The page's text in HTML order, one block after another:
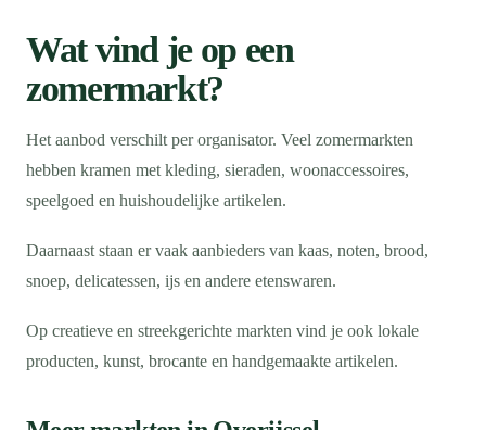
Wat vind je op een
zomermarkt?
Het aanbod verschilt per organisator. Veel zomermarkten
hebben kramen met kleding, sieraden, woonaccessoires,
speelgoed en huishoudelijke artikelen.
Daarnaast staan er vaak aanbieders van kaas, noten, brood,
snoep, delicatessen, ijs en andere etenswaren.
Op creatieve en streekgerichte markten vind je ook lokale
producten, kunst, brocante en handgemaakte artikelen.